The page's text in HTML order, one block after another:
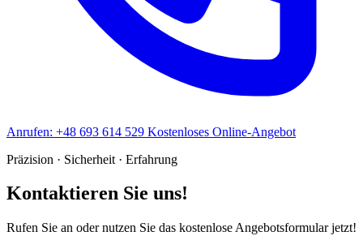
Anrufen: +48 693 614 529 Kostenloses Online-Angebot
Präzision · Sicherheit · Erfahrung
Kontaktieren Sie uns!
Rufen Sie an oder nutzen Sie das kostenlose Angebotsformular jetzt!